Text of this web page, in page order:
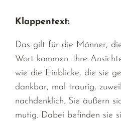
Klappentext:
Das gilt für die Männer,
Wort kommen. Ihre
wie die Einblicke, die sie
dankbar, mal traurig,
nachdenklich. Sie äußern
mutig. Dabei befinden sie